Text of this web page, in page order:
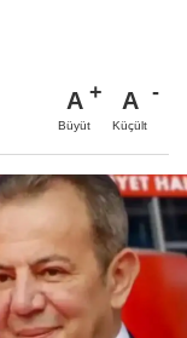
A
Büyüt
A
Küçült